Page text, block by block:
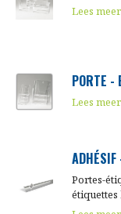
Lees meer
PORTE -
Lees meer
Portes-
étiquettes